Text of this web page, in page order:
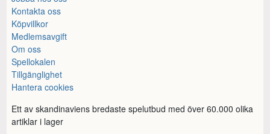
Kontakta oss
Köpvillkor
Medlemsavgift
Om oss
Spellokalen
Tillgänglighet
Hantera cookies
Ett av skandinaviens bredaste spelutbud med över 60.000 olika
artiklar i lager